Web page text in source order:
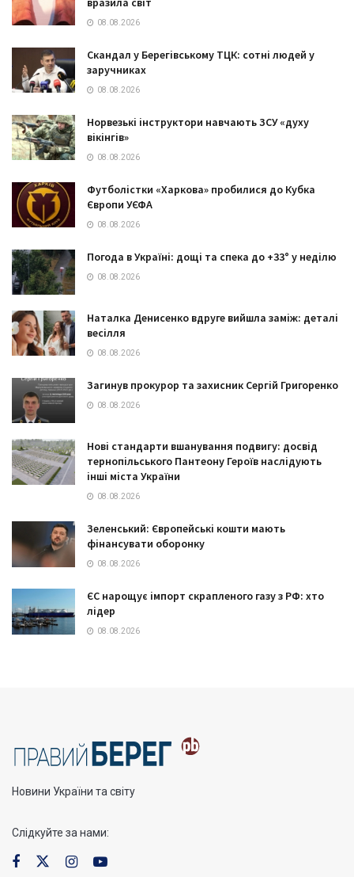
08.08.2026
Скандал у Берегівському ТЦК: сотні людей у
заручниках
08.08.2026
Норвезькі інструктори навчають ЗСУ «духу
вікінгів»
08.08.2026
Футболістки «Харкова» пробилися до Кубка
Європи УЄФА
08.08.2026
Погода в Україні: дощі та спека до +33° у неділю
08.08.2026
Наталка Денисенко вдруге вийшла заміж: деталі
весілля
08.08.2026
Загинув прокурор та захисник Сергій Григоренко
08.08.2026
Нові стандарти вшанування подвигу: досвід
тернопільського Пантеону Героїв наслідують
інші міста України
08.08.2026
Зеленський: Європейські кошти мають
фінансувати оборонку
08.08.2026
ЄС нарощує імпорт скрапленого газу з РФ: хто
лідер
08.08.2026
Новини України та світу
Слідкуйте за нами: